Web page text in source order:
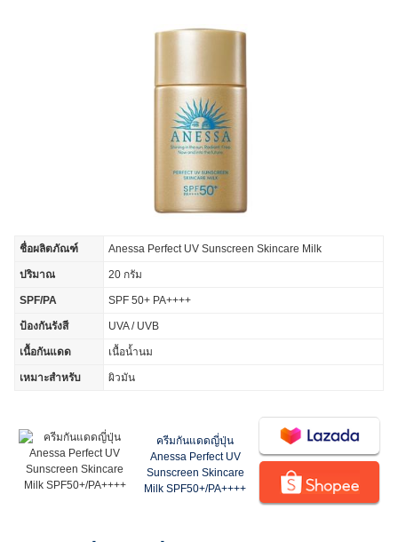
ชื่อผลิตภัณฑ์ Anessa Perfect UV Sunscreen Skincare Milk
ปริมาณ 20 กรัม
SPF/PA SPF 50+ PA++++
ป้องกันรังสี UVA / UVB
เนื้อกันแดด เนื้อน้ำนม
เหมาะสำหรับ ผิวมัน
ครีมกันแดดญี่ปุ่น
Anessa Perfect UV
Sunscreen Skincare
Milk SPF50+/PA++++